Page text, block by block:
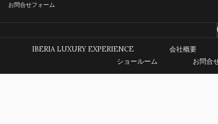
お問合せフォーム
IBERIA LUXURY EXPERIENCE
会社概要
ショールーム
お問合